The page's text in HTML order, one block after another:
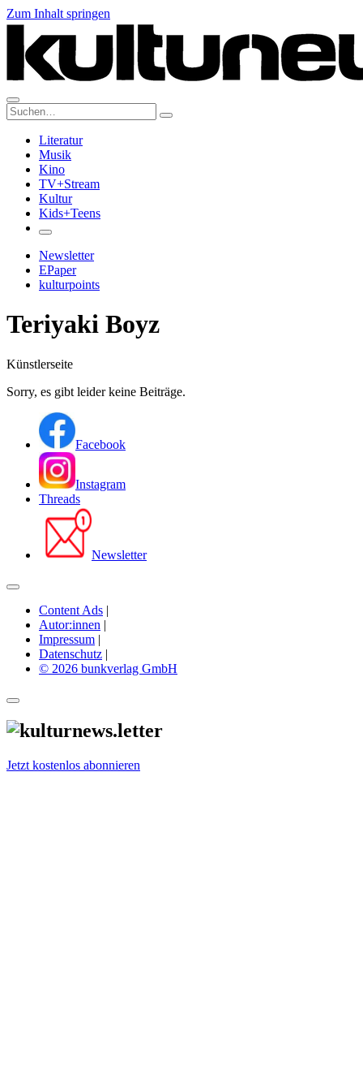
Zum Inhalt springen
Suche:
Literatur
Musik
Kino
TV+Stream
Kultur
Kids+Teens
Newsletter
EPaper
kulturpoints
Teriyaki Boyz
Künstlerseite
Sorry, es gibt leider keine Beiträge.
Facebook
Instagram
Threads
Newsletter
Content Ads |
Autor:innen |
Impressum |
Datenschutz |
© 2026 bunkverlag GmbH
Jetzt kostenlos abonnieren